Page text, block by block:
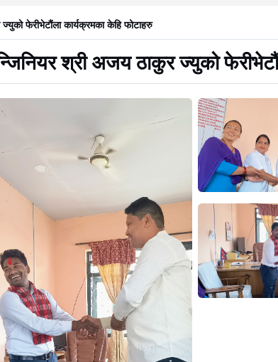
फेरीभेटौंला कार्यक्रमका केहि फोटाहरु
श्री अजय ठाकुर ज्युको